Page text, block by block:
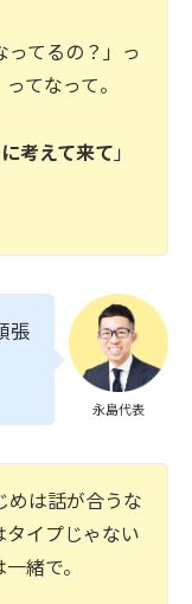
ってるの？」っ
てなって。
考えて来て 」
永島代表
張
は話が合うな
タイプじゃない
緒で。